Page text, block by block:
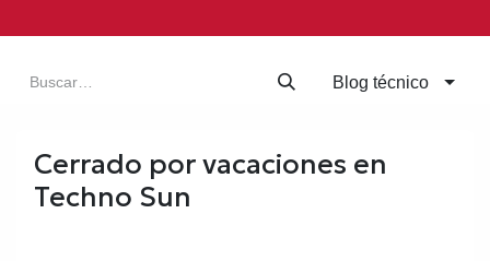
Blog técnico
Cerrado por vacaciones en
Techno Sun